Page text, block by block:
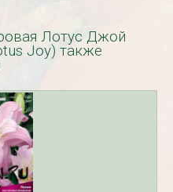
Лотус Джой
Joy) также